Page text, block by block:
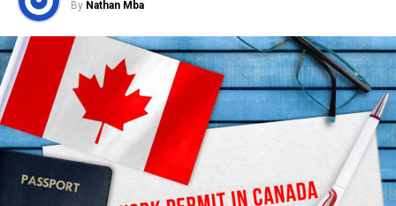
By Nathan Mba